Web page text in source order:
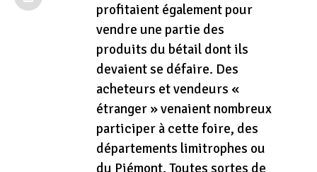
profitaient également pour
vendre une partie des
produits du bétail dont ils
devaient se défaire. Des
acheteurs et vendeurs «
étranger » venaient nombreux
participer à cette foire, des
départements limitrophes ou